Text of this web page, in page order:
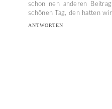
schon nen anderen
schönen Tag, den hatten
ANTWORTEN